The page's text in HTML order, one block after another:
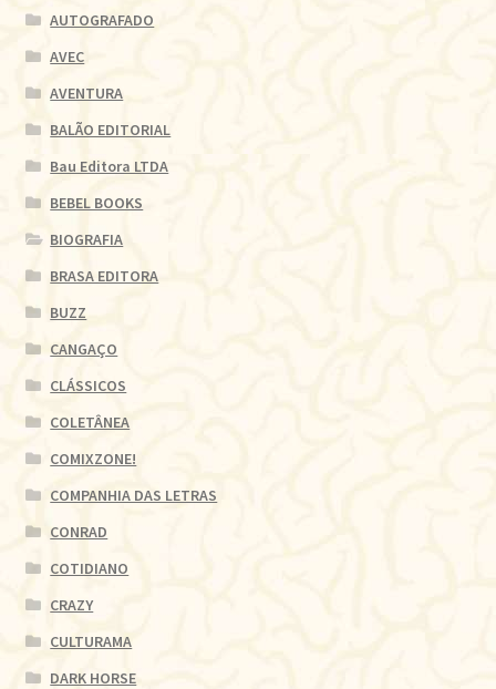
AUTOGRAFADO
AVEC
AVENTURA
BALÃO EDITORIAL
Bau Editora LTDA
BEBEL BOOKS
BIOGRAFIA
BRASA EDITORA
BUZZ
CANGAÇO
CLÁSSICOS
COLETÂNEA
COMIXZONE!
COMPANHIA DAS LETRAS
CONRAD
COTIDIANO
CRAZY
CULTURAMA
DARK HORSE